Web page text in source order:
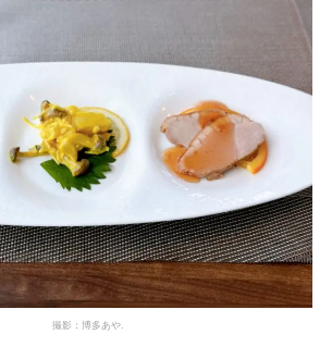
撮影：博多あや.